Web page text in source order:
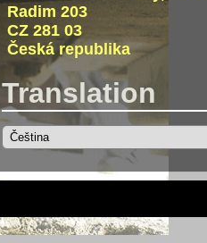
Radim 203
CZ 281 03
Česká republika
Translation